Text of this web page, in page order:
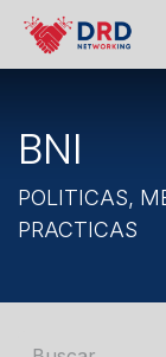
Ir al contenido
BNI
POLITICAS,
PRACTICAS